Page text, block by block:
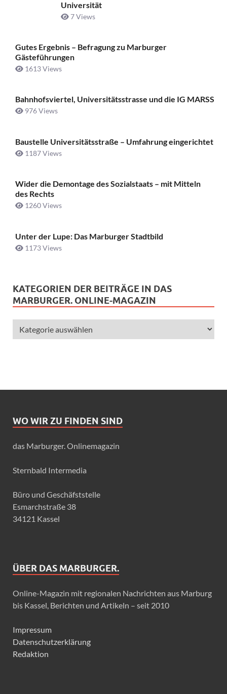
Universität
7 Views
Gutes Ergebnis – Befragung zu Marburger
Gästeführungen
1613 Views
Bahnhofsviertel, Universitätsstrasse und die IG MARSS
976 Views
Baustelle Universitätsstraße ­– Umfahrung eingerichtet
1187 Views
Wider die Demontage des Sozialstaats – mit Mitteln
des Rechts
1260 Views
Unter der Lupe: Das Marburger Stadtbild
1173 Views
KATEGORIEN DER BEITRÄGE IN DAS
MARBURGER. ONLINE-MAGAZIN
WO WIR ZU FINDEN SIND
das Marburger. Onlinemagazin
Sternbald Intermedia
Büro und Geschäfststelle
Esmarchstraße 38
34121 Kassel
ÜBER DAS MARBURGER.
Online-Magazin mit regionalen Nachrichten aus Marburg
bis Kassel, Berichten und Artikeln – seit 2010
Impressum
Datenschutzerklärung
Redaktion